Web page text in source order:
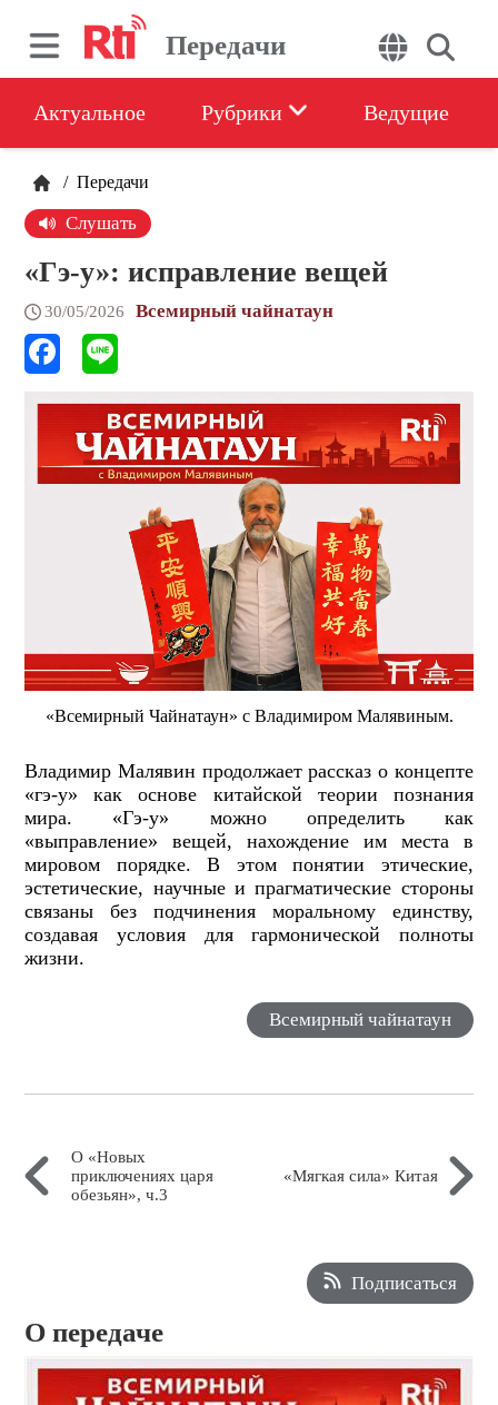
Передачи
Актуальное Рубрики Ведущие
/ Передачи
Слушать
«Гэ-у»: исправление вещей
30/05/2026 Всемирный чайнатаун
«Всемирный Чайнатаун» с Владимиром Малявиным.
Владимир Малявин продолжает рассказ о концепте
«гэ-у» как основе китайской теории познания
мира. «Гэ-у» можно определить как
«выправление» вещей, нахождение им места в
мировом порядке. В этом понятии этические,
эстетические, научные и прагматические стороны
связаны без подчинения моральному единству,
создавая условия для гармонической полноты
жизни.
Всемирный чайнатаун
О «Новых
приключениях царя
обезьян», ч.3
«Мягкая сила» Китая
Подписаться
О передаче